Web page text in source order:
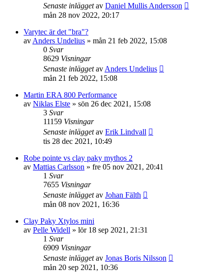
Senaste inläggetav Daniel Mullis Andersson
mån 28 nov 2022, 20:17
Varytec är det "bra"?
av Anders Undelius » mån 21 feb 2022, 15:08
0 Svar
8629 Visningar
Senaste inläggetav Anders Undelius
mån 21 feb 2022, 15:08
Martin ERA 800 Performance
av Niklas Elste » sön 26 dec 2021, 15:08
3 Svar
11159 Visningar
Senaste inläggetav Erik Lindvall
tis 28 dec 2021, 10:49
Robe pointe vs clay paky mythos 2
av Mattias Carlsson » fre 05 nov 2021, 20:41
1 Svar
7655 Visningar
Senaste inläggetav Johan Fälth
mån 08 nov 2021, 16:36
Clay Paky Xtylos mini
av Pelle Widell » lör 18 sep 2021, 21:31
1 Svar
6909 Visningar
Senaste inläggetav Jonas Boris Nilsson
mån 20 sep 2021, 10:36